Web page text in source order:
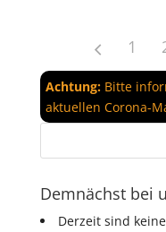
1
Achtung:Bitte
aktuellen Corona-
Demnächst bei
Derzeit sind